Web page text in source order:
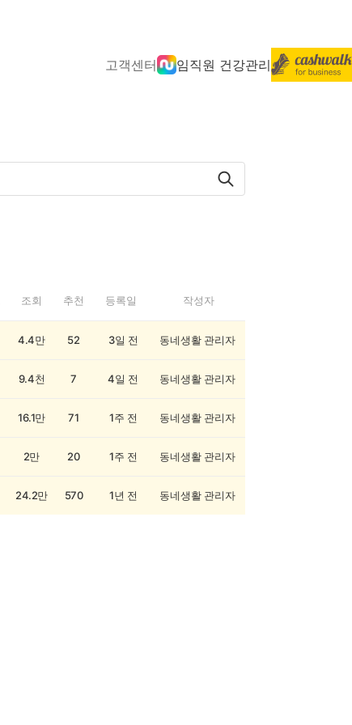
고객센터 임직원 건강관리
조회 추천 등록일 작성자
4.4만 52 3일 전 동네생활 관리자
9.4천 7 4일 전 동네생활 관리자
16.1만 71 1주 전 동네생활 관리자
2만 20 1주 전 동네생활 관리자
24.2만 570 1년 전 동네생활 관리자